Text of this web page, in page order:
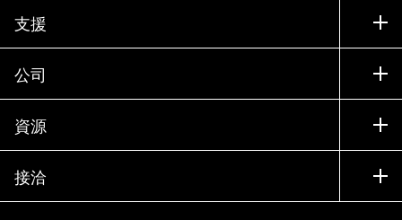
如何購買
聯絡銷售人員
尋找合作夥伴
試用產品
執行簡報
產品（依英文字母順序排列）
支援
支援
訓練
說明文件
知識庫
社群
公司
公司
合作夥伴
工作機會
資源
新聞
活動
接洽